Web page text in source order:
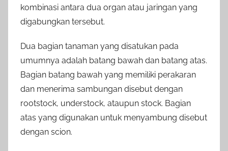
kombinasi antara dua organ atau jaringan yang
digabungkan tersebut.
Dua bagian tanaman yang disatukan pada
umumnya adalah batang bawah dan batang atas.
Bagian batang bawah yang memiliki perakaran
dan menerima sambungan disebut dengan
rootstock, understock, ataupun stock. Bagian
atas yang digunakan untuk menyambung disebut
dengan scion.